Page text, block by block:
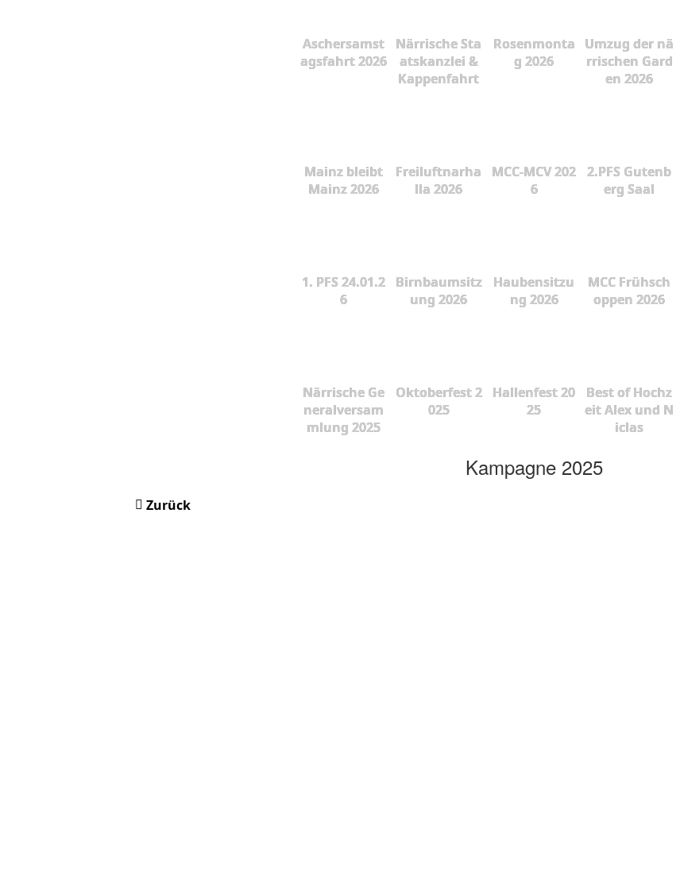
Aschersamst
agsfahrt 2026
Närrische Sta
atskanzlei &
Kappenfahrt
Rosenmonta
g 2026
Umzug der nä
rrischen Gard
en 2026
Mainz bleibt
Mainz 2026
Freiluftnarha
lla 2026
MCC-MCV 202
6
2.PFS Gutenb
erg Saal
1. PFS 24.01.2
6
Birnbaumsitz
ung 2026
Haubensitzu
ng 2026
MCC Frühsch
oppen 2026
Närrische Ge
neralversam
mlung 2025
Oktoberfest 2
025
Hallenfest 20
25
Best of Hochz
eit Alex und N
iclas
Kampagne 2025
Zurück